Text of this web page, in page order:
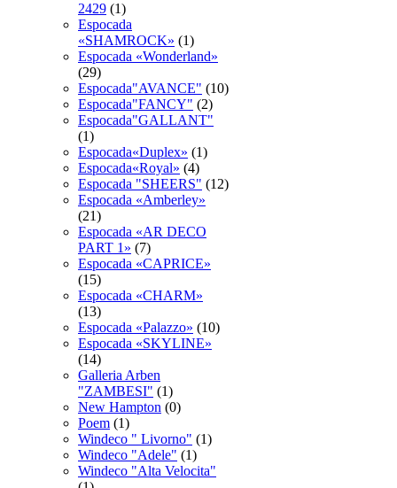
2429 (1)
Espocada
«SHAMROCK» (1)
Espocada «Wonderland»
(29)
Espocada"AVANCE" (10)
Espocada"FANCY" (2)
Espocada"GALLANT"
(1)
Espocada«Duplex» (1)
Espocada«Royal» (4)
Espocadа "SHEERS" (12)
Espocadа «Amberley»
(21)
Espocadа «AR DECO
PART 1» (7)
Espocadа «CAPRICE»
(15)
Espocadа «CHARM»
(13)
Espocadа «Palazzo» (10)
Espocadа «SKYLINE»
(14)
Galleria Arben
"ZAMBESI" (1)
New Hampton (0)
Poem (1)
Windeco " Livorno" (1)
Windeco "Adele" (1)
Windeco "Alta Velocita"